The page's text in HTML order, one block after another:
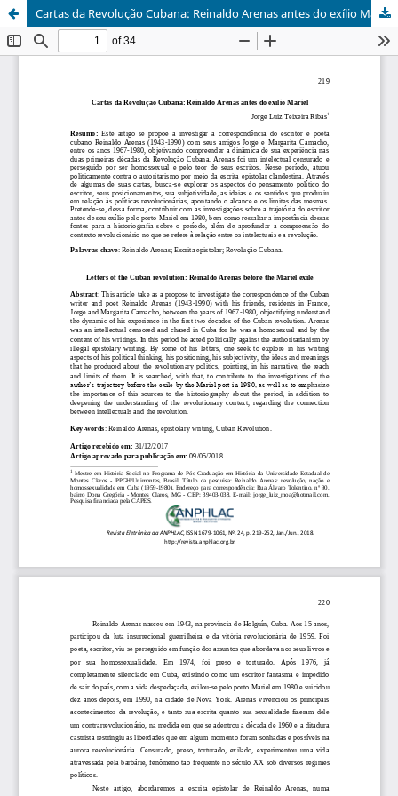
Cartas da Revolução Cubana: Reinaldo Arenas antes do exílio Mariel